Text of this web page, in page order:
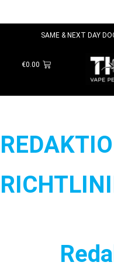
SAME & NEXT DAY
€0.00